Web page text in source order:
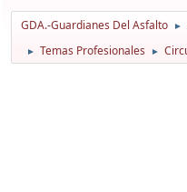
GDA.-Guardianes Del Asfalto ►
► Temas Profesionales ►